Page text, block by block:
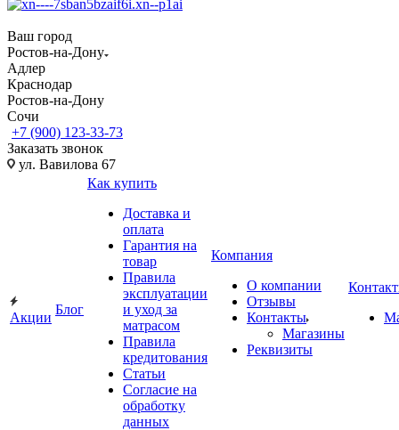
Ваш город
Ростов-на-Дону
Адлер
Краснодар
Ростов-на-Дону
Сочи
+7 (900) 123-33-73
Заказать звонок
ул. Вавилова 67
Акции
Блог
Как купить
Доставка и
оплата
Гарантия на
товар
Правила
эксплуатации
и уход за
матрасом
Правила
кредитования
Статьи
Согласие на
обработку
данных
Компания
О компании
Отзывы
Контакты
Магазины
Реквизиты